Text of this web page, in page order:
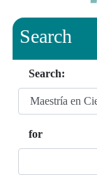
Search
Search:
for